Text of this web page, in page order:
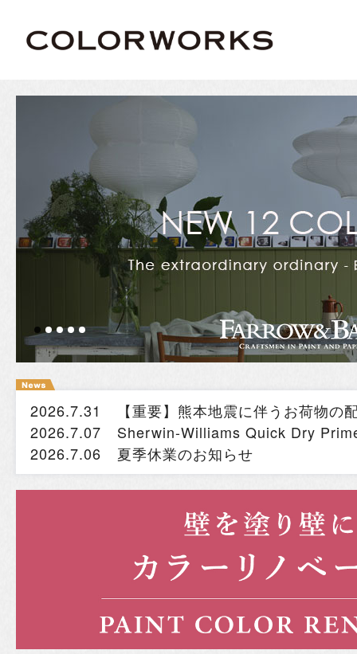
2026.7.31
【重要】熊本地震に伴うお荷物の
2026.7.07
Sherwin-Williams Quick Dry
2026.7.06
夏季休業のお知らせ